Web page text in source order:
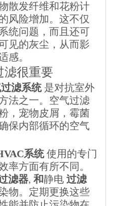
散发纤维和花粉计
风险增加。这不仅
统问题，而且还可
见的灰尘，从而影
感。
滤很重要
滤系统是对抗室外
法之一。空气过滤
，宠物皮屑，霉菌
保内部循环的空气
系统使用的专门
率方面有所不同。
滤器, 和静电 过滤
物。定期更换这些